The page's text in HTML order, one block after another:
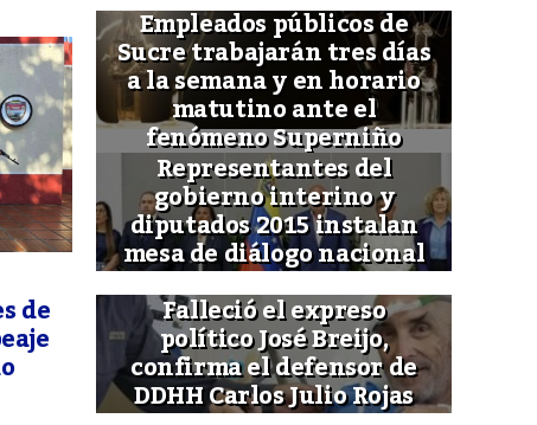
de
Empleados públicos de
Sucre trabajarán tres días
a la semana y en horario
matutino ante el
fenómeno Superniño
Representantes del
gobierno interino y
diputados 2015 instalan
mesa de diálogo nacional
Falleció el expreso
político José Breijo,
confirma el defensor de
DDHH Carlos Julio Rojas